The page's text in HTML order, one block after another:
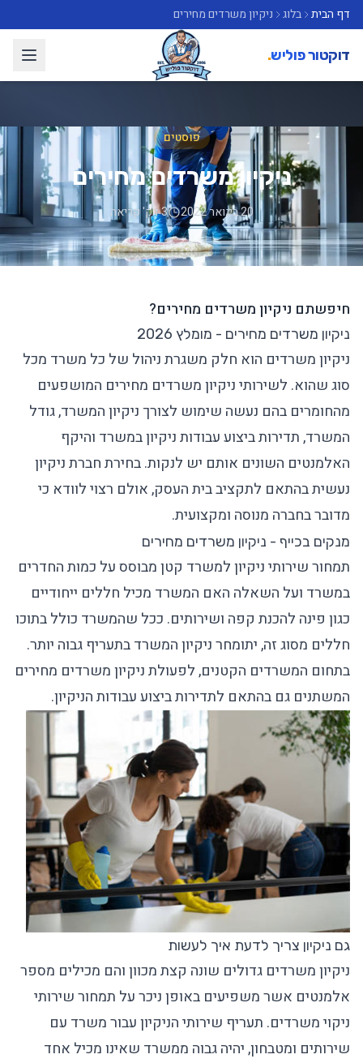
דף הבית בלוג ניקיון משרדים מחירים
דוקטור פוליש.
פוסטים
ניקיון משרדים מחירים
20 בינואר 2022 3 דק' קריאה
חיפשתם ניקיון משרדים מחירים?
ניקיון משרדים מחירים - מומלץ 2026
ניקיון משרדים הוא חלק משגרת ניהול של כל משרד מכל
סוג שהוא. לשירותי ניקיון משרדים מחירים המושפעים
מהחומרים בהם נעשה שימוש לצורך ניקיון המשרד, גודל
המשרד, תדירות ביצוע עבודות ניקיון במשרד והיקף
האלמנטים השונים אותם יש לנקות. בחירתחברת ניקיון
נעשית בהתאם לתקציב בית העסק, אולם רצוי לוודא כי
מדובר בחברה מנוסה ומקצועית.
מנקים בכייף - ניקיון משרדים מחירים
תמחורשירותי ניקיון למשרד קטן מבוסס על כמות החדרים
במשרד ועל השאלה האם המשרד מכיל חללים ייחודיים
כגון פינה להכנת קפה ושירותים. ככל שהמשרד כולל בתוכו
חללים מסוג זה, יתומחר ניקיון המשרד בתעריף גבוה יותר.
בתחום המשרדים הקטנים, לפעולתניקיון משרדים מחירים
המשתנים גם בהתאם לתדירות ביצוע עבודות הניקיון.
גם ניקיון צריך לדעת איך לעשות
ניקיון משרדים גדולים שונה קצת מכוון והם מכילים מספר
אלמנטים אשר משפיעים באופן ניכר על תמחור שירותי
ניקוי משרדים. תעריף שירותי הניקיון עבור משרד עם
שירותים ומטבחון, יהיה גבוה ממשרד שאינו מכיל אחד